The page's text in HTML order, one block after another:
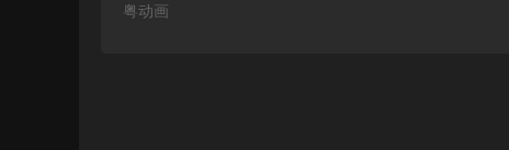
粤动画